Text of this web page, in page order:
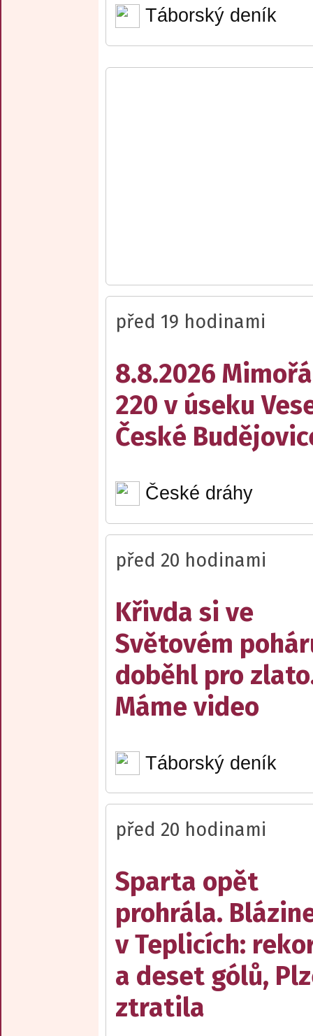
Táborský deník
před 19 hodinami
8.8.2026
220 v úseku
České
České dráhy
před 20 hodinami
Křivda si ve
Světovém
doběhl pro
Máme video
Táborský deník
před 20 hodinami
Sparta opět
prohrála.
v Teplicích:
a deset gólů,
ztratila